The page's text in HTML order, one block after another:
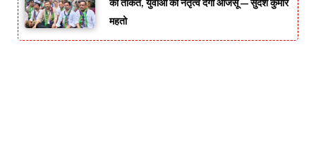
की ताकत, युवाओं को नेतृत्व देगा आजसू — सुदेश कुमार
महतो